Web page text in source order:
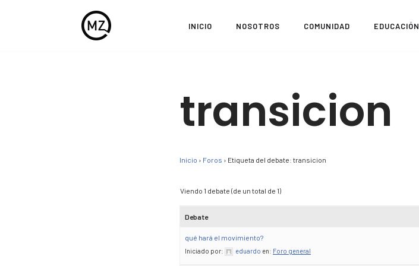
INICIO NOSOTROS COMUNIDAD EDUCACIÓN
transicion
Inicio › Foros › Etiqueta del debate: transicion
Viendo 1 debate (de un total de 1)
Debate
qué hará el movimiento?
Iniciado por: eduardo en: Foro general